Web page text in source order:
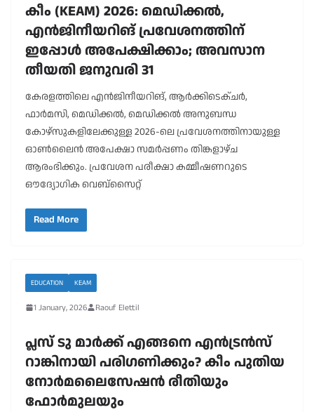
കീം (KEAM) 2026: മെഡിക്കൽ,
എൻജിനീയറിങ് പ്രവേശനത്തിന്
ഇപ്പോൾ അപേക്ഷിക്കാം; അവസാന
തീയതി ജനുവരി 31
കേരളത്തിലെ എൻജിനീയറിങ്, ആർക്കിടെക്ചർ,
ഫാർമസി, മെഡിക്കൽ, മെഡിക്കൽ അനുബന്ധ
കോഴ്സുകളിലേക്കുള്ള 2026-ലെ പ്രവേശനത്തിനായുള്ള
ഓൺലൈൻ അപേക്ഷാ സമർപ്പണം തിങ്കളാഴ്ച
ആരംഭിക്കും. പ്രവേശന പരീക്ഷാ കമ്മീഷണറുടെ
ഔദ്യോഗിക വെബ്സൈറ്റ്
Read More
EDUCATION KEAM
1 January, 2026 Raouf Elettil
പ്ലസ് ടു മാർക്ക് എങ്ങനെ എൻട്രൻസ്
റാങ്കിനായി പരിഗണിക്കും? കീം പുതിയ
നോർമലൈസേഷൻ രീതിയും
ഫോർമുലയും